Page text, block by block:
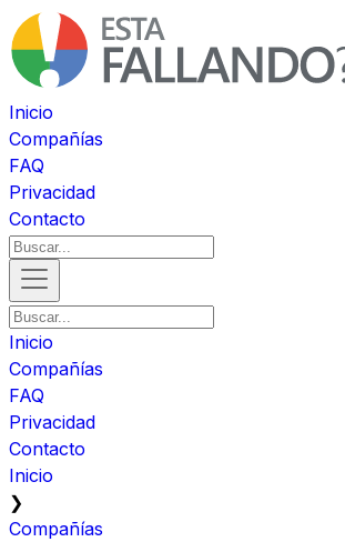
Inicio
Compañías
FAQ
Privacidad
Contacto
Inicio
Compañías
FAQ
Privacidad
Contacto
Inicio
❯
Compañías